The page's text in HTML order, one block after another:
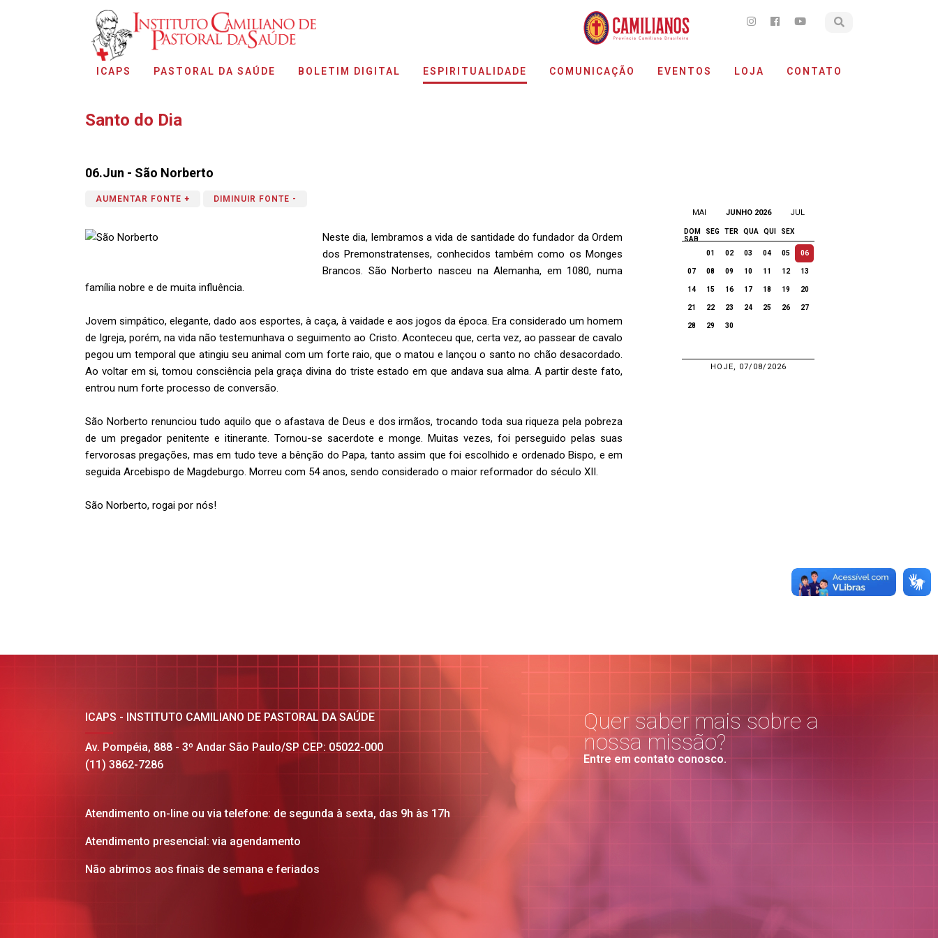
ICAPS PASTORAL DA SAÚDE BOLETIM DIGITAL ESPIRITUALIDADE COMUNICAÇÃO EVENTOS LOJA CONTATO
Santo do Dia
06.Jun - São Norberto
MAI JUNHO 2026 JUL
DOM SEG TER QUA QUI
SEX
SAB
01
02 03 04 05 06
07 08 09 10 11 12 13
14 15 16 17 18 19 20
21 22 23 24 25 26 27
28 29 30
HOJE, 07/08/2026
AUMENTAR FONTE + DIMINUIR FONTE -
Neste dia, lembramos a vida de santidade do fundador da Ordem
dos Premonstratenses, conhecidos também como os Monges
Brancos. São Norberto nasceu na Alemanha, em 1080, numa
família nobre e de muita influência.
Jovem simpático, elegante, dado aos esportes, à caça, à vaidade e aos jogos da época. Era considerado um homem
de Igreja, porém, na vida não testemunhava o seguimento ao Cristo. Aconteceu que, certa vez, ao passear de cavalo
pegou um temporal que atingiu seu animal com um forte raio, que o matou e lançou o santo no chão desacordado.
Ao voltar em si, tomou consciência pela graça divina do triste estado em que andava sua alma. A partir deste fato,
entrou num forte processo de conversão.
São Norberto renunciou tudo aquilo que o afastava de Deus e dos irmãos, trocando toda sua riqueza pela pobreza
de um pregador penitente e itinerante. Tornou-se sacerdote e monge. Muitas vezes, foi perseguido pelas suas
fervorosas pregações, mas em tudo teve a bênção do Papa, tanto assim que foi escolhido e ordenado Bispo, e em
seguida Arcebispo de Magdeburgo. Morreu com 54 anos, sendo considerado o maior reformador do século XII.
São Norberto, rogai por nós!
ICAPS - INSTITUTO CAMILIANO DE PASTORAL DA SAÚDE
Av. Pompéia, 888 - 3º Andar São Paulo/SP CEP: 05022-000
(11) 3862-7286
Atendimento on-line ou via telefone: de segunda à sexta, das 9h às 17h
Atendimento presencial: via agendamento
Não abrimos aos finais de semana e feriados
Quer saber mais sobre a
nossa missão?
Entre em contato conosco.